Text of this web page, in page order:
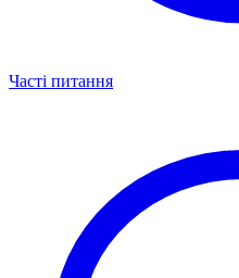
Часті питання